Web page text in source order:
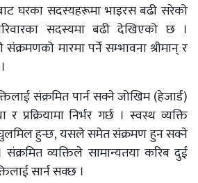
घरका सदस्यहरूमा भाइरस बढी सरेको
सदस्यमा बढी देखिएको छ ।
मारमा पर्ने सम्भावना श्रीमान् र
संक्रमित पार्न सक्ने जोखिम (हेजार्ड)
प्रक्रियामा निर्भर गर्छ । स्वस्थ व्यक्ति
घुलमिल हुन्छ, यसले समेत संक्रमण हुन सक्ने
संक्रमित व्यक्तिले सामान्यतया करिब दुई
सार्न सक्छ ।